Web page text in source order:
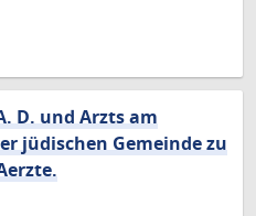
D. und Arzts am
jüdischen Gemeinde zu